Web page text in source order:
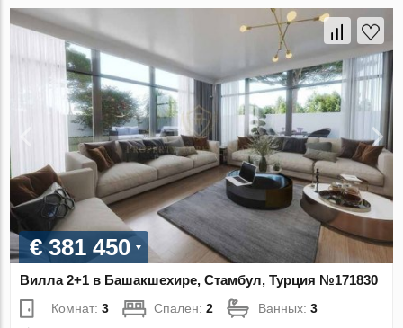
€ 381 450
Вилла 2+1 в Башакшехире, Стамбул, Турция №171830
Комнат:3 Спален:2 Ванных:3